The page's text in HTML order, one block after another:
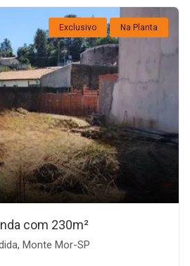
Exclusivo Na Planta
com 230m²
Monte Mor-SP